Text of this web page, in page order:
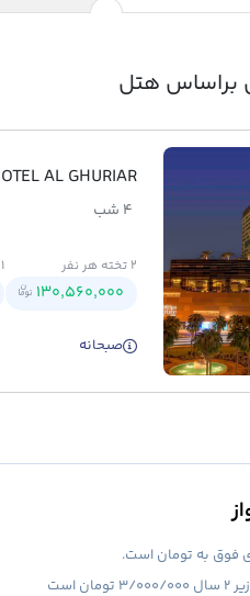
براساس هتل
AL GHURIAR
4 شب
2 تخته هر نفر
130,560,000
1 تخته هر نفر
صبحانه
فوق به تومان است.
است